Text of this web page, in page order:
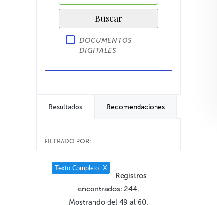
DOCUMENTOS
DIGITALES
Resultados Recomendaciones
FILTRADO POR:
Texto Completo X
Registros
encontrados: 244.
Mostrando del 49 al 60.